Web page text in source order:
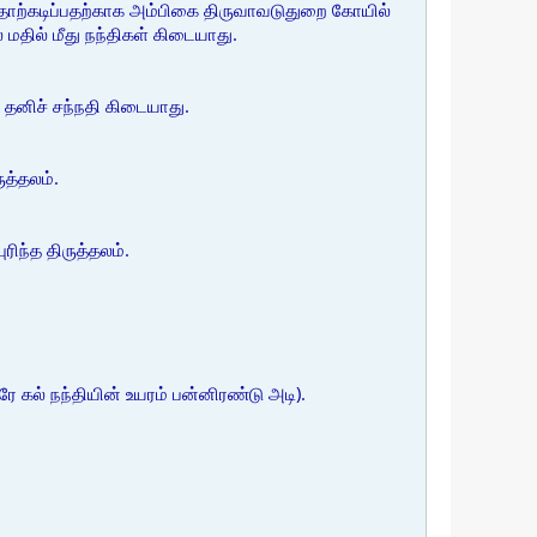
அம்பிகை திருவாவடுதுறை கோயில்
மீது நந்திகள் கிடையாது.
சந்நதி கிடையாது.
திருத்தலம்.
கல் நந்தியின் உயரம் பன்னிரண்டு அடி).